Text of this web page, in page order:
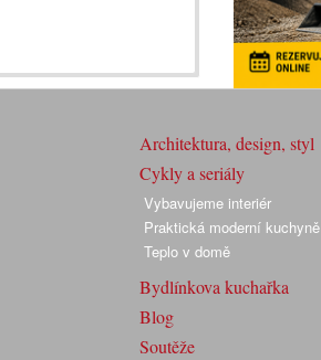
Architektura, design, styl
Cykly a seriály
Vybavujeme interiér
Praktická moderní kuchyně
Teplo v domě
Bydlínkova kuchařka
Blog
Soutěže